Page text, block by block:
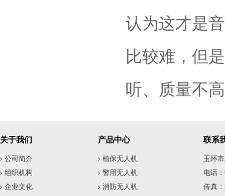
认为这才是
比较难，但
听、质量不
关于我们
公司简介
组织机构
企业文化
产品中心
植保无人机
警用无人机
消防无人机
联系
玉环
电话
传真